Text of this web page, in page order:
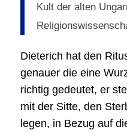
Kult der alten
Dieterich hat den
genauer die eine
richtig gedeutet, er
mit der Sitte, den
legen, in Bezug auf